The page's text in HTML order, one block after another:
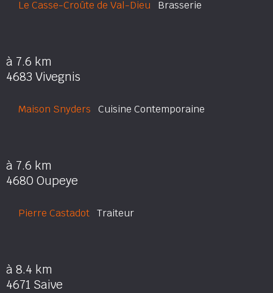
Le Casse-Croûte de Val-Dieu Brasserie
à 7.6 km
4683 Vivegnis
Maison Snyders Cuisine Contemporaine
à 7.6 km
4680 Oupeye
Pierre Castadot Traiteur
à 8.4 km
4671 Saive